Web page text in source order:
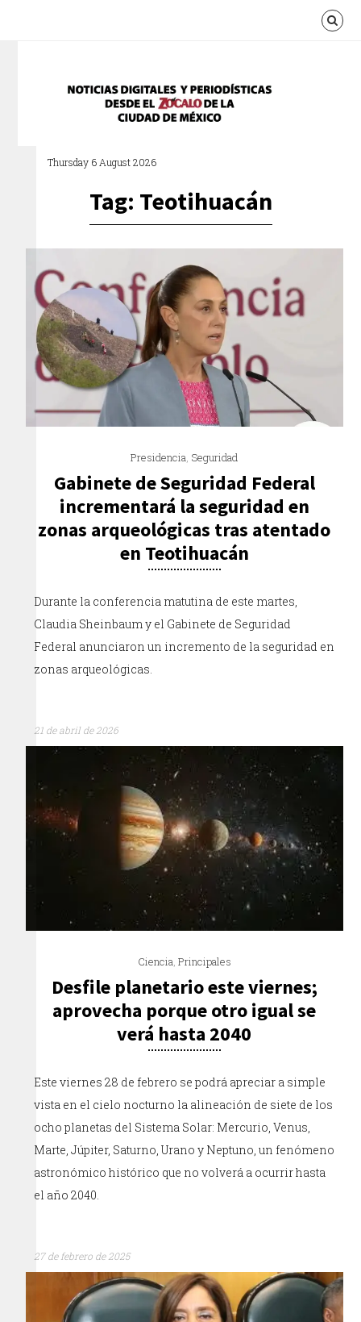
Thursday 6 August 2026
Tag: Teotihuacán
Presidencia, Seguridad
Gabinete de Seguridad Federal
incrementará la seguridad en
zonas arqueológicas tras atentado
en Teotihuacán
Durante la conferencia matutina de este martes,
Claudia Sheinbaum y el Gabinete de Seguridad
Federal anunciaron un incremento de la seguridad en
zonas arqueológicas.
21 de abril de 2026
Ciencia, Principales
Desfile planetario este viernes;
aprovecha porque otro igual se
verá hasta 2040
Este viernes 28 de febrero se podrá apreciar a simple
vista en el cielo nocturno la alineación de siete de los
ocho planetas del Sistema Solar: Mercurio, Venus,
Marte, Júpiter, Saturno, Urano y Neptuno, un fenómeno
astronómico histórico que no volverá a ocurrir hasta
el año 2040.
27 de febrero de 2025